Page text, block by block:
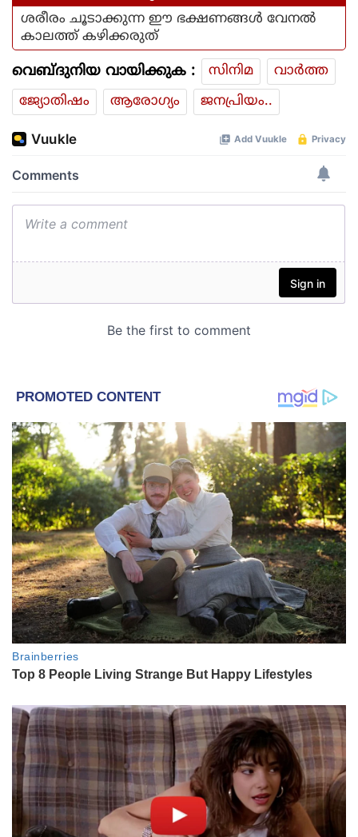
ശരീരം ചൂടാക്കുന്ന ഈ ഭക്ഷണങ്ങള്‍ വേനല്‍
കാലത്ത് കഴിക്കരുത്
വെബ്ദുനിയ വായിക്കുക : സിനിമ
വാര്‍ത്ത
ജ്യോതിഷം
ആരോഗ്യം ജനപ്രിയം..